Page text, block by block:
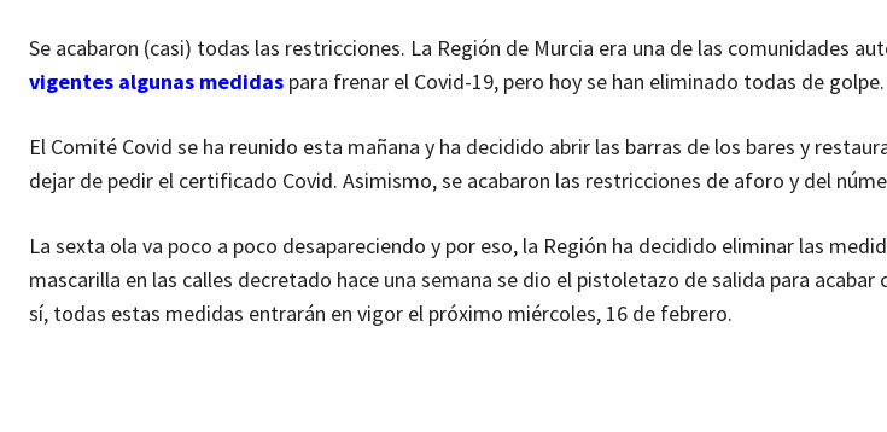
Se acabaron (casi) todas las restricciones. La Región de Murcia era una de las comunidades
vigentes algunas medidas para frenar el Covid-19, pero hoy se han eliminado todas de golpe.
El Comité Covid se ha reunido esta mañana y ha decidido abrir las barras de los bares y
dejar de pedir el certificado Covid. Asimismo, se acabaron las restricciones de aforo y del
La sexta ola va poco a poco desapareciendo y por eso, la Región ha decidido eliminar las
mascarilla en las calles decretado hace una semana se dio el pistoletazo de salida para
sí, todas estas medidas entrarán en vigor el próximo miércoles, 16 de febrero.